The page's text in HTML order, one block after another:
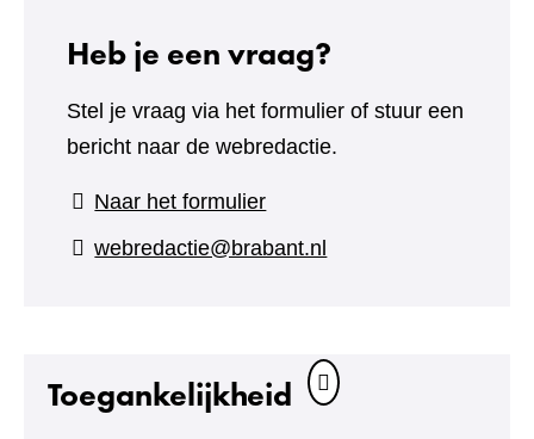
Heb je een vraag?
Stel je vraag via het formulier of stuur een
bericht naar de webredactie.
Naar het formulier(verwijst
naar
webredactie@brabant.nl
Toegankelijkheid